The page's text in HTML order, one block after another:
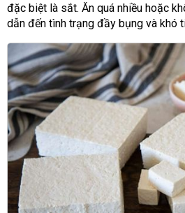
đặc biệt là sắt. Ăn quá nhiều hoặc
dẫn đến tình trạng đầy bụng và khó